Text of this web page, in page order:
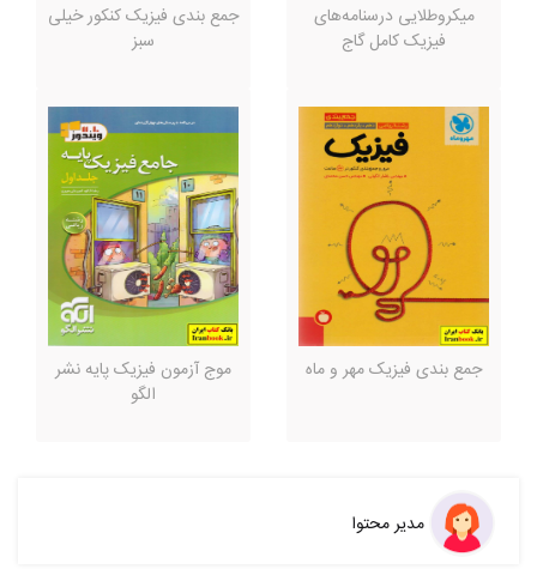
میکروطلایی درسنامه‌های
فیزیک کامل گاج
جمع بندی فیزیک کنکور خیلی
سبز
جمع بندی فیزیک مهر و ماه
موج آزمون فیزیک پایه نشر
الگو
مدیر محتوا